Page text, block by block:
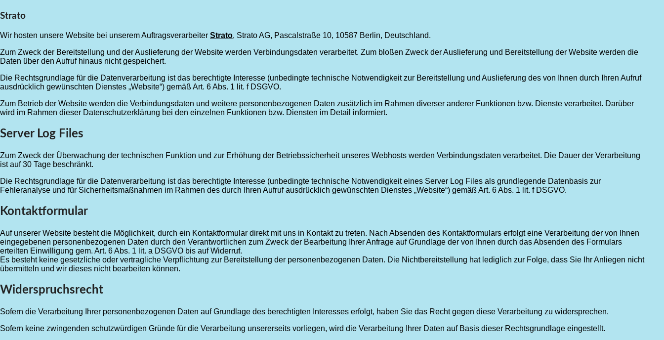
Strato
Wir hosten unsere Website bei unserem Auftragsverarbeiter Strato, Strato AG, Pascalstraße 10, 10587 Berlin, Deutschland.
Zum Zweck der Bereitstellung und der Auslieferung der Website werden Verbindungsdaten verarbeitet. Zum bloßen Zweck der Auslieferung und Bereitstellung der Website werden die
Daten über den Aufruf hinaus nicht gespeichert.
Die Rechtsgrundlage für die Datenverarbeitung ist das berechtigte Interesse (unbedingte technische Notwendigkeit zur Bereitstellung und Auslieferung des von Ihnen durch Ihren Aufruf
ausdrücklich gewünschten Dienstes „Website“) gemäß Art. 6 Abs. 1 lit. f DSGVO.
Zum Betrieb der Website werden die Verbindungsdaten und weitere personenbezogenen Daten zusätzlich im Rahmen diverser anderer Funktionen bzw. Dienste verarbeitet. Darüber
wird im Rahmen dieser Datenschutzerklärung bei den einzelnen Funktionen bzw. Diensten im Detail informiert.
Server Log Files
Zum Zweck der Überwachung der technischen Funktion und zur Erhöhung der Betriebssicherheit unseres Webhosts werden Verbindungsdaten verarbeitet. Die Dauer der Verarbeitung
ist auf 30 Tage beschränkt.
Die Rechtsgrundlage für die Datenverarbeitung ist das berechtigte Interesse (unbedingte technische Notwendigkeit eines Server Log Files als grundlegende Datenbasis zur
Fehleranalyse und für Sicherheitsmaßnahmen im Rahmen des durch Ihren Aufruf ausdrücklich gewünschten Dienstes „Website“) gemäß Art. 6 Abs. 1 lit. f DSGVO.
Kontaktformular
Auf unserer Website besteht die Möglichkeit, durch ein Kontaktformular direkt mit uns in Kontakt zu treten. Nach Absenden des Kontaktformulars erfolgt eine Verarbeitung der von Ihnen
eingegebenen personenbezogenen Daten durch den Verantwortlichen zum Zweck der Bearbeitung Ihrer Anfrage auf Grundlage der von Ihnen durch das Absenden des Formulars
erteilten Einwilligung gem. Art. 6 Abs. 1 lit. a DSGVO bis auf Widerruf.
Es besteht keine gesetzliche oder vertragliche Verpflichtung zur Bereitstellung der personenbezogenen Daten. Die Nichtbereitstellung hat lediglich zur Folge, dass Sie Ihr Anliegen nicht
übermitteln und wir dieses nicht bearbeiten können.
Widerspruchsrecht
Sofern die Verarbeitung Ihrer personenbezogenen Daten auf Grundlage des berechtigten Interesses erfolgt, haben Sie das Recht gegen diese Verarbeitung zu widersprechen.
Sofern keine zwingenden schutzwürdigen Gründe für die Verarbeitung unsererseits vorliegen, wird die Verarbeitung Ihrer Daten auf Basis dieser Rechtsgrundlage eingestellt.